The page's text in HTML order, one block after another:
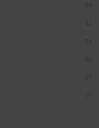
04
02
04
06
07
15